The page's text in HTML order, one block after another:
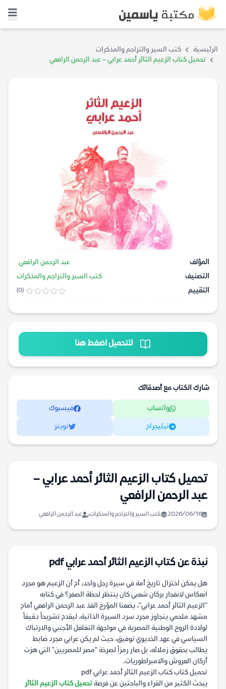
الرئيسية
كتب السير والتراجم والمذكرات
تحميل كتاب الزعيم الثائر أحمد عرابي – عبد الرحمن الرافعي
المؤلف
عبد الرحمن الرافعي
التصنيف
كتب السير والتراجم والمذكرات
التقييم
(0)
للتحميل اضغط هنا
شارك الكتاب مع أصدقائك
واتساب فيسبوك
تيليجرام تويتر
تحميل كتاب الزعيم الثائر أحمد عرابي –
عبد الرحمن الرافعي
2026/06/16 كتب السير والتراجم والمذكرات عبد الرحمن الرافعي
نبذة عن كتاب الزعيم الثائر أحمد عرابي pdf
هل يمكن اختزال تاريخ أمة في سيرة رجل واحد، أم أن الزعيم هو مجرد
انعكاس لانفجار بركان شعبي كان ينتظر لحظة الصفر؟ في كتابه
"الزعيم الثائر أحمد عرابي"، يضعنا المؤرخ الفذ عبد الرحمن الرافعي أمام
مشهد ملحمي يتجاوز مجرد سرد السيرة الذاتية، ليقدم تشريحاً دقيقاً
لولادة الروح الوطنية المصرية في مواجهة التغلغل الأجنبي والارتباك
السياسي في عهد الخديوي توفيق، حيث لم يكن عرابي مجرد ضابط
يطالب بحقوق زملائه، بل صار رمزاً لصرخة "مصر للمصريين" التي هزت
أركان العروش والامبراطوريات.
تحميل كتاب كتاب الزعيم الثائر أحمد عرابي pdf
يبحث الكثير من القراء والباحثين عن فرصةتحميل كتاب الزعيم الثائر